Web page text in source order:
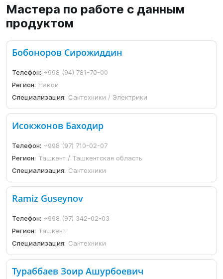
Мастера по работе с данным
продуктом
Бобоноров Сирожиддин
Телефон: +998 (94) 781-70-00
Регион: Навои
Специализация: Сантехники / Электрики
Исокжонов Баходир
Телефон: +998 (97) 710-02-07
Регион: Ташкент / Ташкентская область
Специализация: Сантехники
Ramiz Guseynov
Телефон: +998 (97) 342-02-03
Регион: Ташкент
Специализация: Сантехники
Тураббаев Зоир Ашурбоевич